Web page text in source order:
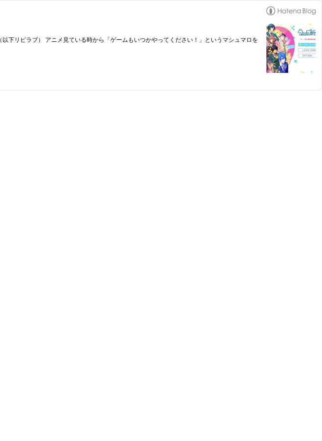
下リピラブ） アニメ見ている時から「ゲームもいつかやってください！」というマシュマロを